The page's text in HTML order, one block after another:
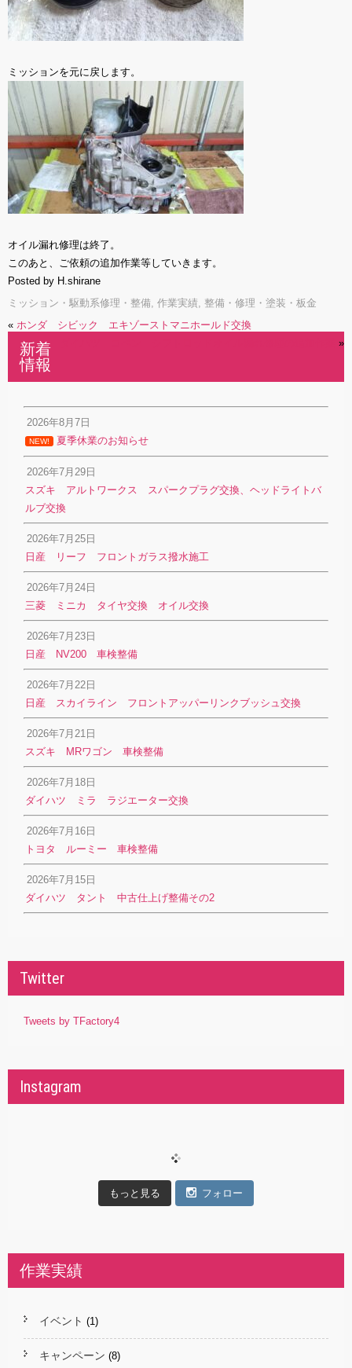
ミッションを元に戻します。
オイル漏れ修理は終了。
このあと、ご依頼の追加作業等していきます。
Posted by H.shirane
ミッション・駆動系修理・整備, 作業実績, 整備・修理・塗装・板金
« ホンダ シビック エキゾーストマニホールド交換
»
新着
情報
2026年8月7日
NEW! 夏季休業のお知らせ
2026年7月29日
スズキ アルトワークス スパークプラグ交換、ヘッドライトバ
ルブ交換
2026年7月25日
日産 リーフ フロントガラス撥水施工
2026年7月24日
三菱 ミニカ タイヤ交換 オイル交換
2026年7月23日
日産 NV200 車検整備
2026年7月22日
日産 スカイライン フロントアッパーリンクブッシュ交換
2026年7月21日
スズキ MRワゴン 車検整備
2026年7月18日
ダイハツ ミラ ラジエーター交換
2026年7月16日
トヨタ ルーミー 車検整備
2026年7月15日
ダイハツ タント 中古仕上げ整備その2
Twitter
Tweets by TFactory4
Instagram
もっと見る フォロー
作業実績
イベント (1)
キャンペーン (8)